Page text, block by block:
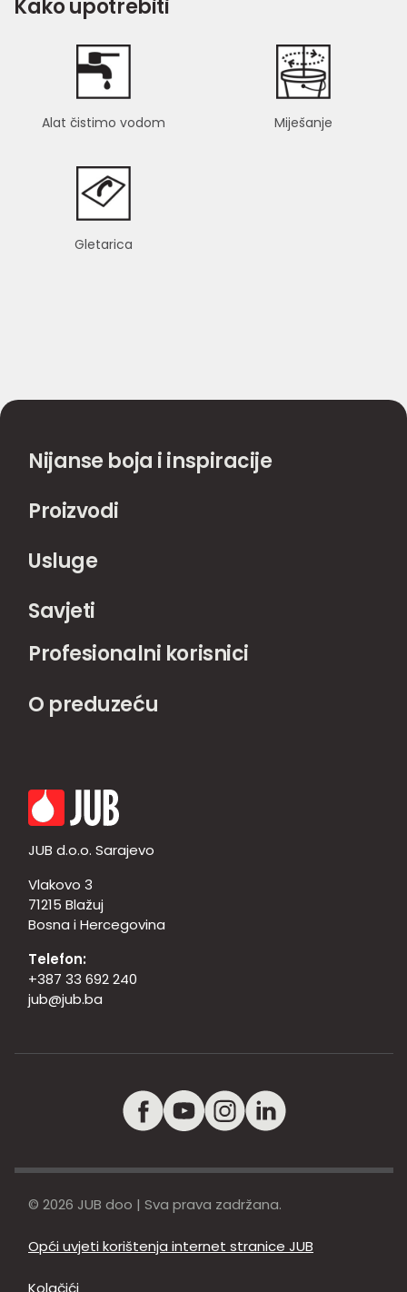
Kako upotrebiti
Alat čistimo vodom Miješanje
Gletarica
Nijanse boja i inspiracije
Proizvodi
Usluge
Savjeti
Profesionalni korisnici
O preduzeću
JUB d.o.o. Sarajevo
Vlakovo 3
71215 Blažuj
Bosna i Hercegovina
Telefon:
+387 33 692 240
jub@jub.ba
© 2026 JUB doo | Sva prava zadržana.
Opći uvjeti korištenja internet stranice JUB